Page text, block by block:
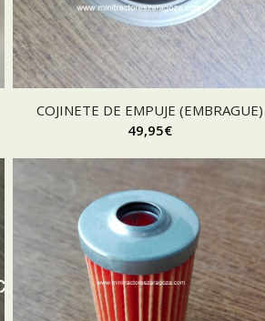
COJINETE DE EMPUJE (EMBRAGUE)
49,95€